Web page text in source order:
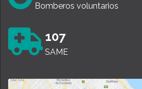
Bomberos voluntarios
107
SAME